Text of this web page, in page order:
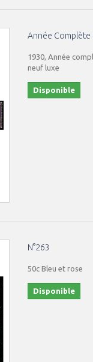
Année Complète
1930, Année
neuf luxe
Disponible
N°263
50c Bleu et rose
Disponible